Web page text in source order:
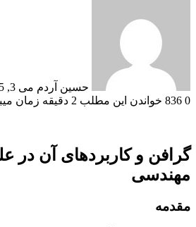
حسین آردم می 3, 2025
0
خواندن این مطلب 2 دقیقه زمان میبرد
گرافن و کاربردهای آن در
مهندسی
مقدمه